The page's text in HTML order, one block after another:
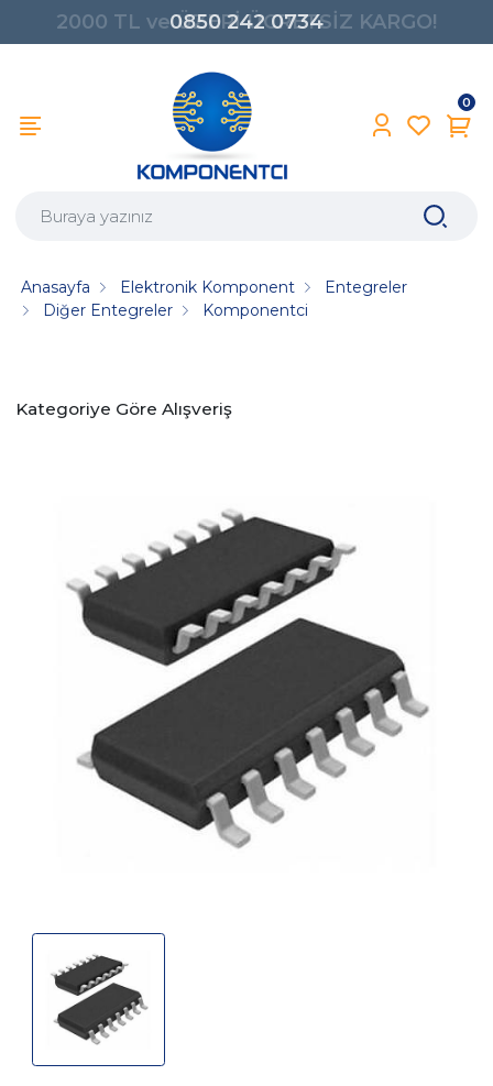
0850 242 0734
0
Anasayfa Elektronik Komponent
Entegreler
Diğer Entegreler
Komponentci
Kategoriye Göre Alışveriş